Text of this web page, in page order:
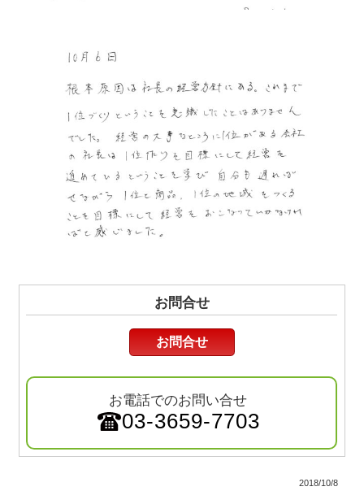
お問合せ
お問合せ
お電話でのお問い合せ
03-3659-7703
2018/10/8